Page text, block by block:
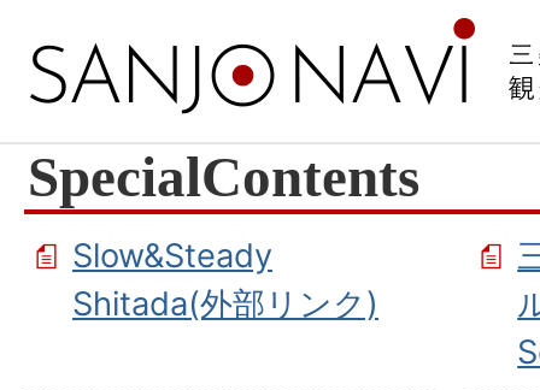
SpecialContents
Slow&Steady
Shitada(外部リンク)